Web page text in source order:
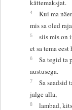
kättemaksjat.
4
Kui ma
mis sa oled
5
siis mis on
et sa tema
6
Sa tegid ta
austusega.
7
Sa seadsid
jalge alla,
8 lambad,